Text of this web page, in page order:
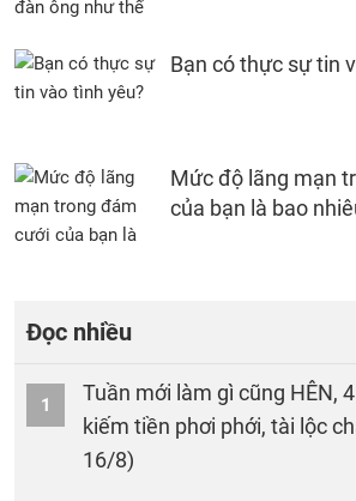
Bạn có thực sự tin
Mức độ lãng mạn
của bạn là bao
Đọc nhiều
1
Tuần mới làm gì cũng HÊN,
kiếm tiền phơi phới, tài lộc
16/8)